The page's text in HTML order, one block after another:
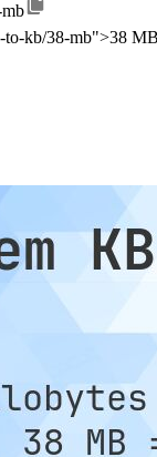
to-kb/38-mb">38